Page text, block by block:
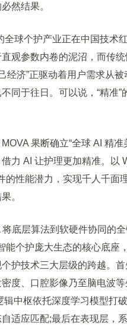
然结果。
球个护产业正在中国技术
观参数内卷的泥沼，而传
经济”正驱动着用户需求从
同于往日。可以说，“精准
果断确立“全球 AI 精准
力 AI 让护理更加精准。以
的性能潜力，实现千人千面
。
层算法到软硬件协同的全
能个护庞大生态的核心底座
护技术三大层级的跨越。
度、口腔影像乃至脑电波
中枢依托深度学习模型打
适应匹配;最后在表现层，